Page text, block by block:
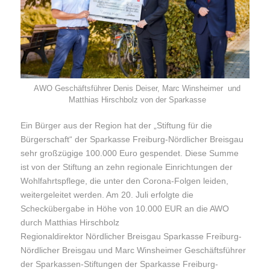
AWO Geschäftsführer Denis Deiser, Marc Winsheimer und
Matthias Hirschbolz von der Sparkasse
Ein Bürger aus der Region hat der „Stiftung für die
Bürgerschaft“ der Sparkasse Freiburg-Nördlicher Breisgau
sehr großzügige 100.000 Euro gespendet. Diese Summe
ist von der Stiftung an zehn regionale Einrichtungen der
Wohlfahrtspflege, die unter den Corona-Folgen leiden,
weitergeleitet werden. Am 20. Juli erfolgte die
Scheckübergabe in Höhe von 10.000 EUR an die AWO
durch Matthias Hirschbolz
Regionaldirektor Nördlicher Breisgau Sparkasse Freiburg-
Nördlicher Breisgau und Marc Winsheimer Geschäftsführer
der Sparkassen-Stiftungen der Sparkasse Freiburg-